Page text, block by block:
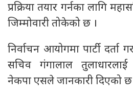
प्रक्रिया तयार गर्नका लागि
जिम्मोवारी तोकेको छ ।
निर्वाचन आयोगमा पार्टी दर्ता
सचिव गंगालाल तुलाधारलाई
नेकपा एसले जानकारी दिएको छ